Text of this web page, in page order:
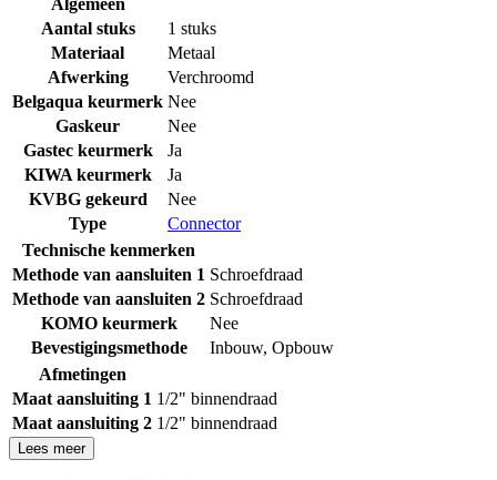
Algemeen
Aantal stuks
1 stuks
Materiaal
Metaal
Afwerking
Verchroomd
Belgaqua keurmerk Nee
Gaskeur
Nee
Gastec keurmerk
Ja
KIWA keurmerk
Ja
KVBG gekeurd
Nee
Type
Connector
Technische kenmerken
Methode van aansluiten 1 Schroefdraad
Methode van aansluiten 2 Schroefdraad
KOMO keurmerk
Nee
Bevestigingsmethode
Inbouw, Opbouw
Afmetingen
Maat aansluiting 1 1/2" binnendraad
Maat aansluiting 2 1/2" binnendraad
Lees meer